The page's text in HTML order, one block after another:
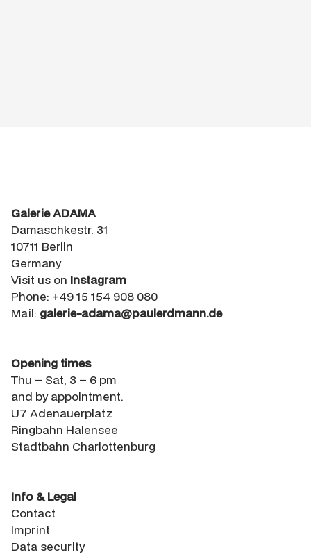
Galerie ADAMA
Damaschkestr. 31
10711 Berlin
Germany
Visit us on Instagram
Phone: +49 15 154 908 080
Mail: galerie-adama@paulerdmann.de
Opening times
Thu – Sat, 3 – 6 pm
and by appointment.
U7 Adenauerplatz
Ringbahn Halensee
Stadtbahn Charlottenburg
Info & Legal
Contact
Imprint
Data security